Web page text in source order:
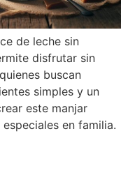
de leche sin
disfrutar sin
buscan
simples y un
este manjar
en familia.